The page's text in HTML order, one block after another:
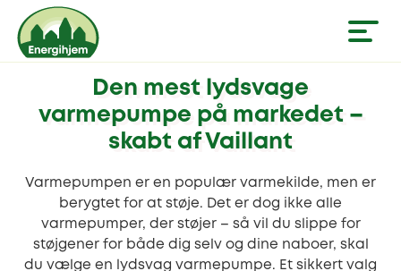
Den mest lydsvage
varmepumpe på markedet –
skabt af Vaillant
Varmepumpen er en populær varmekilde, men er
berygtet for at støje. Det er dog ikke alle
varmepumper, der støjer – så vil du slippe for
støjgener for både dig selv og dine naboer, skal
du vælge en lydsvag varmepumpe. Et sikkert valg